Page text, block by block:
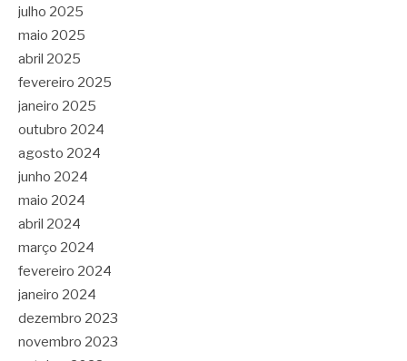
julho 2025
maio 2025
abril 2025
fevereiro 2025
janeiro 2025
outubro 2024
agosto 2024
junho 2024
maio 2024
abril 2024
março 2024
fevereiro 2024
janeiro 2024
dezembro 2023
novembro 2023